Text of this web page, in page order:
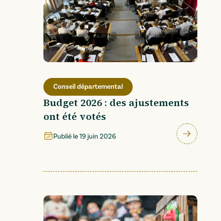
Conseil départemental
Budget 2026 : des ajustements
ont été votés
Publié le19 juin 2026